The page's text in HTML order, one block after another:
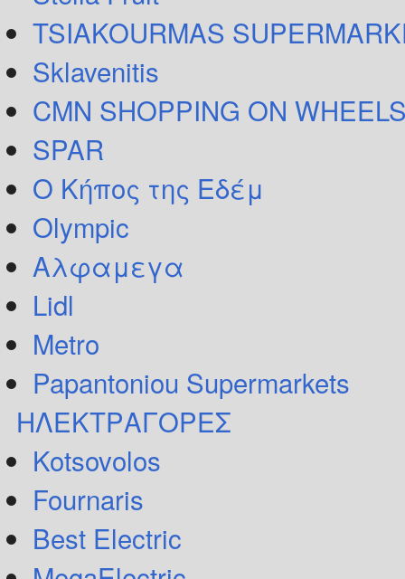
TSIAKOURMAS
Sklavenitis
CMN SHOPPING ON
SPAR
Ο Κήπος της Εδέμ
Olympic
Αλφαμεγα
Lidl
Metro
Papantoniou Supermarkets
ΗΛΕΚΤΡΑΓΟΡΕΣ
Kotsovolos
Fournaris
Best Electric